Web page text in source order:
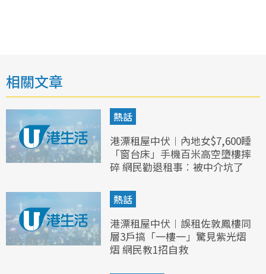
相關文章
熱話
港漂租屋中伏︱內地女$7,600睡
「窗台床」手機百米高空墮樓摔
碎 網民勸退租事︰被中介坑了
熱話
港漂租屋中伏︱誤租佐敦鳳樓同
層3戶搞「一樓一」驚見紫光熠
熠 網民教1招自救